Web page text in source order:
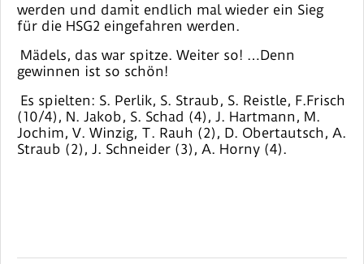
werden und damit endlich mal wieder ein Sieg
für die HSG2 eingefahren werden.
Mädels, das war spitze. Weiter so! …Denn
gewinnen ist so schön!
Es spielten: S. Perlik, S. Straub, S. Reistle, F.Frisch
(10/4), N. Jakob, S. Schad (4), J. Hartmann, M.
Jochim, V. Winzig, T. Rauh (2), D. Obertautsch, A.
Straub (2), J. Schneider (3), A. Horny (4).